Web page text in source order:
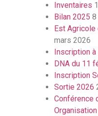
Inventaires
Bilan 2025 8
Est
mars 2026
Inscription à
DNA du 11
Inscription
Sortie 2026
Conférence
Organisation